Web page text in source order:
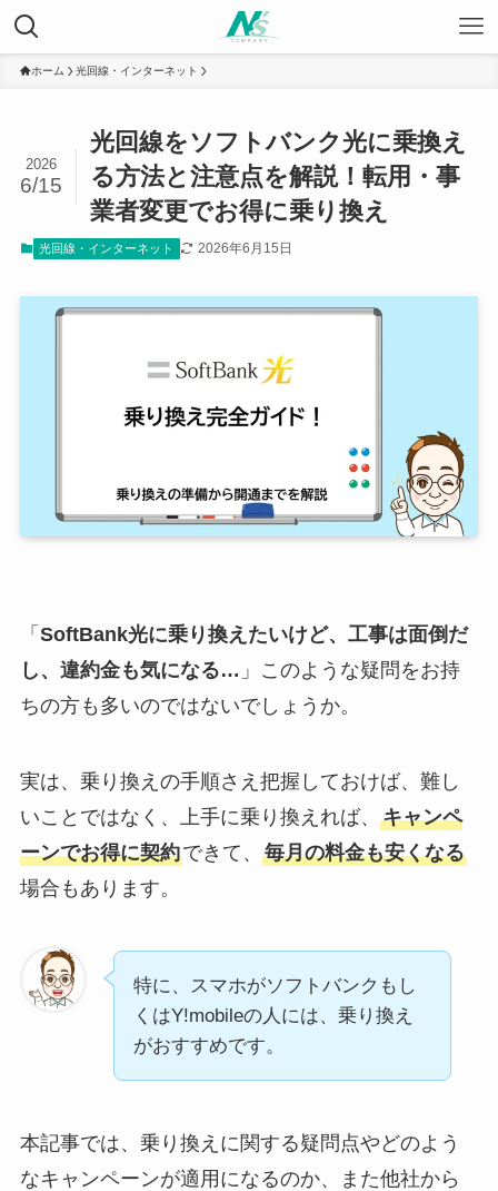
ホーム 光回線・インターネット
光回線をソフトバンク光に乗換え
る方法と注意点を解説！転用・事
業者変更でお得に乗り換え
2026
6/15
光回線・インターネット 2026年6月15日
「 SoftBank光に乗り換えたいけど、工事は面倒だ
し、違約金も気になる… 」このような疑問をお持
ちの方も多いのではないでしょうか。
実は、乗り換えの手順さえ把握しておけば、難し
いことではなく、上手に乗り換えれば、 キャンペ
ーンでお得に契約できて、 毎月の料金も安くなる
場合もあります。
特に、スマホがソフトバンクもし
くはY!mobileの人には、乗り換え
がおすすめです。
本記事では、乗り換えに関する疑問点やどのよう
なキャンペーンが適用になるのか、また他社から